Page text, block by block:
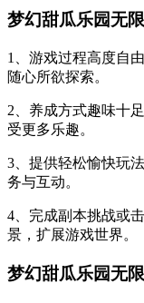
梦幻甜瓜乐园无
1、游戏过程高度自
随心所欲探索。
2、养成方式趣味十
受更多乐趣。
3、提供轻松愉快玩
务与互动。
4、完成副本挑战或
景，扩展游戏世界。
梦幻甜瓜乐园无